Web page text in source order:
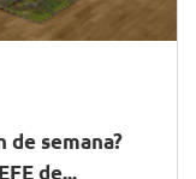
de semana?
de...